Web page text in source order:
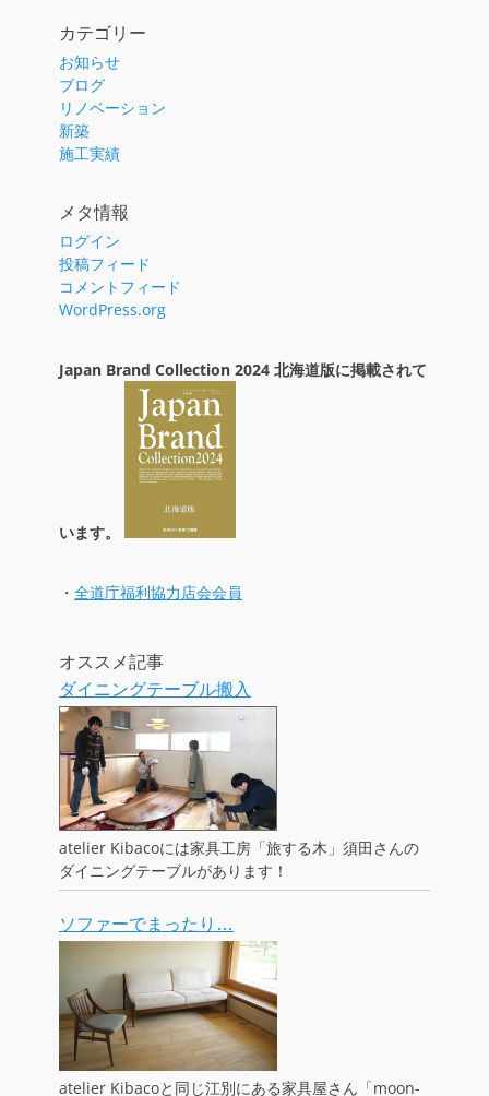
ン
カテゴリー
お知らせ
ブログ
リノベーション
新築
施工実績
メタ情報
ログイン
投稿フィード
コメントフィード
WordPress.org
Japan Brand Collection 2024 北海道版に掲載されて
います。
・ 全道庁福利協力店会会員
オススメ記事
ダイニングテーブル搬入
atelier Kibacoには家具工房「旅する木」須田さんの
ダイニングテーブルがあります！
ソファーでまったり…
atelier Kibacoと同じ江別にある家具屋さん「moon-